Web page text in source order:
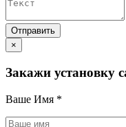
×
Закажи установку
Ваше Имя *